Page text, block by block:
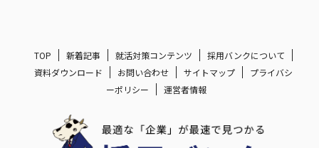
TOP 新着記事 就活対策コンテンツ
採用バンクについて
資料ダウンロード
お問い合わせ サイトマップ
プライバシ
ーポリシー
運営者情報